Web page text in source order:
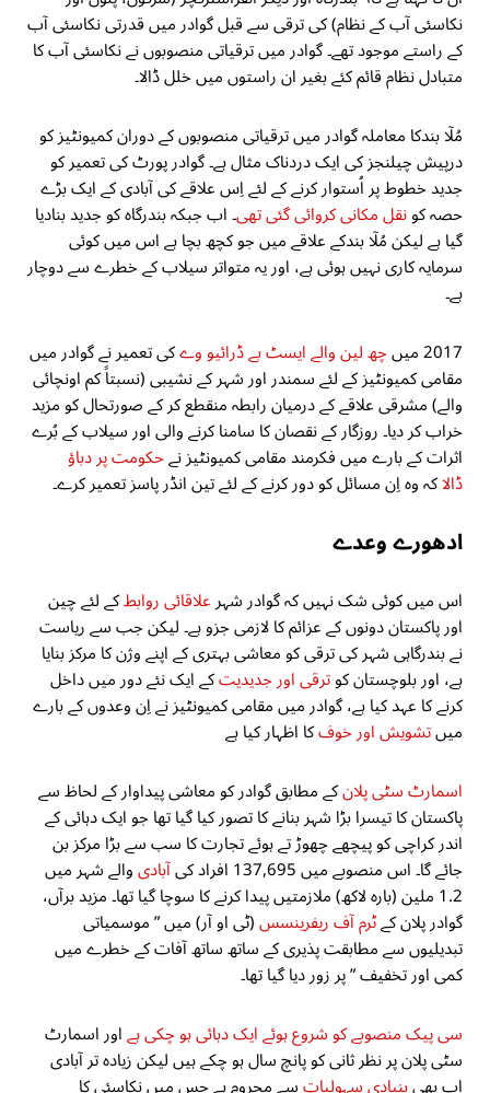
نکاسئی آب کے نظام) کی ترقی سے قبل گوادر میں قدرتی نکاسئی آب
کے راستے موجود تھے۔ گوادر میں ترقیاتی منصوبوں نے نکاسئی آب کا
متبادل نظام قائم کئے بغیر ان راستوں میں خلل ڈالا۔
مُلۤا بندکا معاملہ گوادر میں ترقیاتی منصوبوں کے دوران کمیونٹیز کو
درپیش چیلنجز کی ایک دردناک مثال ہے۔ گوادر پورٹ کی تعمیر کو
جدید خطوط پر اُستوار کرنے کے لئے اِس علاقے کی آبادی کے ایک بڑے
حصہ کونقل مکانی کروائی گئی تھی۔ اب جبکہ بندرگاہ کو جدید بنادیا
گیا ہے لیکن مُلۤا بندکے علاقے میں جو کچھ بچا ہے اس میں کوئی
سرمایہ کاری نہیں ہوئی ہے، اور یہ متواتر سیلاب کے خطرے سے دوچار
ہے۔
2017 میں
چھ لین والے ایسٹ بے ڈرائیو وےکی تعمیر نے گوادر میں
مقامی کمیونٹیز کے لئے سمندر اور شہر کے نشیبی (نسبتاً کم اونچائی
والے) مشرقی علاقے کے درمیان رابطہ منقطع کر کے صورتحال کو مزید
خراب کر دیا۔ روزگار کے نقصان کا سامنا کرنے والی اور سیلاب کے بُرے
اثرات کے بارے میں فکرمند مقامی کمیونٹیز نےحکومت پر دباؤ
ڈالاکہ وہ اِن مسائل کو دور کرنے کے لئے تین انڈر پاسز تعمیر کرے۔
ادھورے وعدے
اس میں کوئی شک نہیں کہ گوادر شہرعلاقائی روابطکے لئے چین
اور پاکستان دونوں کے عزائم کا لازمی جزو ہے۔ لیکن جب سے ریاست
نے بندرگاہی شہر کی ترقی کو معاشی بہتری کے اپنے وژن کا مرکز بنایا
ہے، اور بلوچستان کوترقی اور جدیدیتکے ایک نئے دور میں داخل
کرنے کا عہد کیا ہے، گوادر میں مقامی کمیونٹیز نے اِن وعدوں کے بارے
میںتشویش اور خوفکا اظہار کیا ہے
اسمارٹ سٹی پلانکے مطابق گوادر کو معاشی پیداوار کے لحاظ سے
پاکستان کا تیسرا بڑا شہر بنانے کا تصور کیا گیا تھا جو ایک دہائی کے
اندر کراچی کو پیچھے چھوڑ تے ہوئے تجارت کا سب سے بڑا مرکز بن
جائے گا۔ اس منصوبے میں 137,695 افراد کی آبادیوالے شہر میں
1.2 ملین (بارہ لاکھ) ملازمتیں پیدا کرنے کا سوچا گیا تھا۔ مزید برآں،
گوادر پلان کےٹرم آف ریفرینسس(ٹی او آر) میں ” موسمیاتی
تبدیلیوں سے مطابقت پذیری کے ساتھ ساتھ آفات کے خطرے میں
کمی اور تخفیف ” پر زور دیا گیا تھا۔
سی پیک منصوبے کو شروع ہوئے ایک دہائی ہو چکی ہےاور اسمارٹ
سٹی پلان پر نظر ثانی کو پانچ سال ہو چکے ہیں لیکن زیادہ تر آبادی